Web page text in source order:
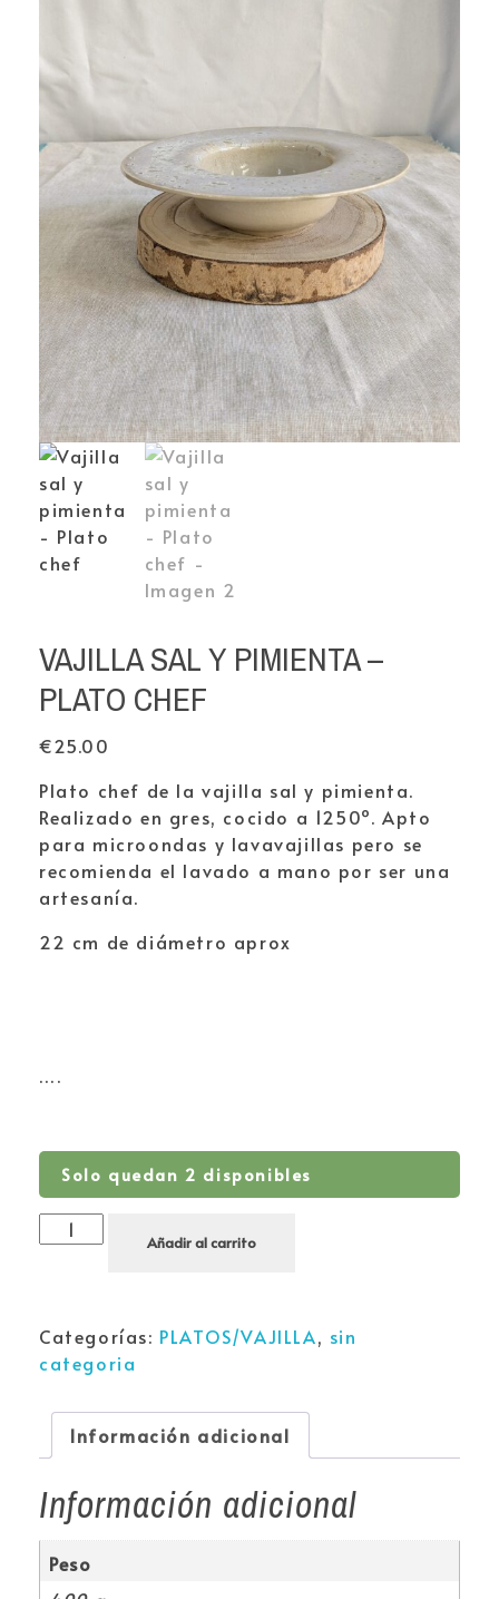
VAJILLA SAL Y PIMIENTA –
PLATO CHEF
€25.00
Plato chef de la vajilla sal y pimienta.
Realizado en gres, cocido a 1250º. Apto
para microondas y lavavajillas pero se
recomienda el lavado a mano por ser una
artesanía.
22 cm de diámetro aprox
….
Solo quedan 2 disponibles
Añadir al carrito
Categorías: PLATOS/VAJILLA, sin
categoria
Información adicional
Información adicional
Peso